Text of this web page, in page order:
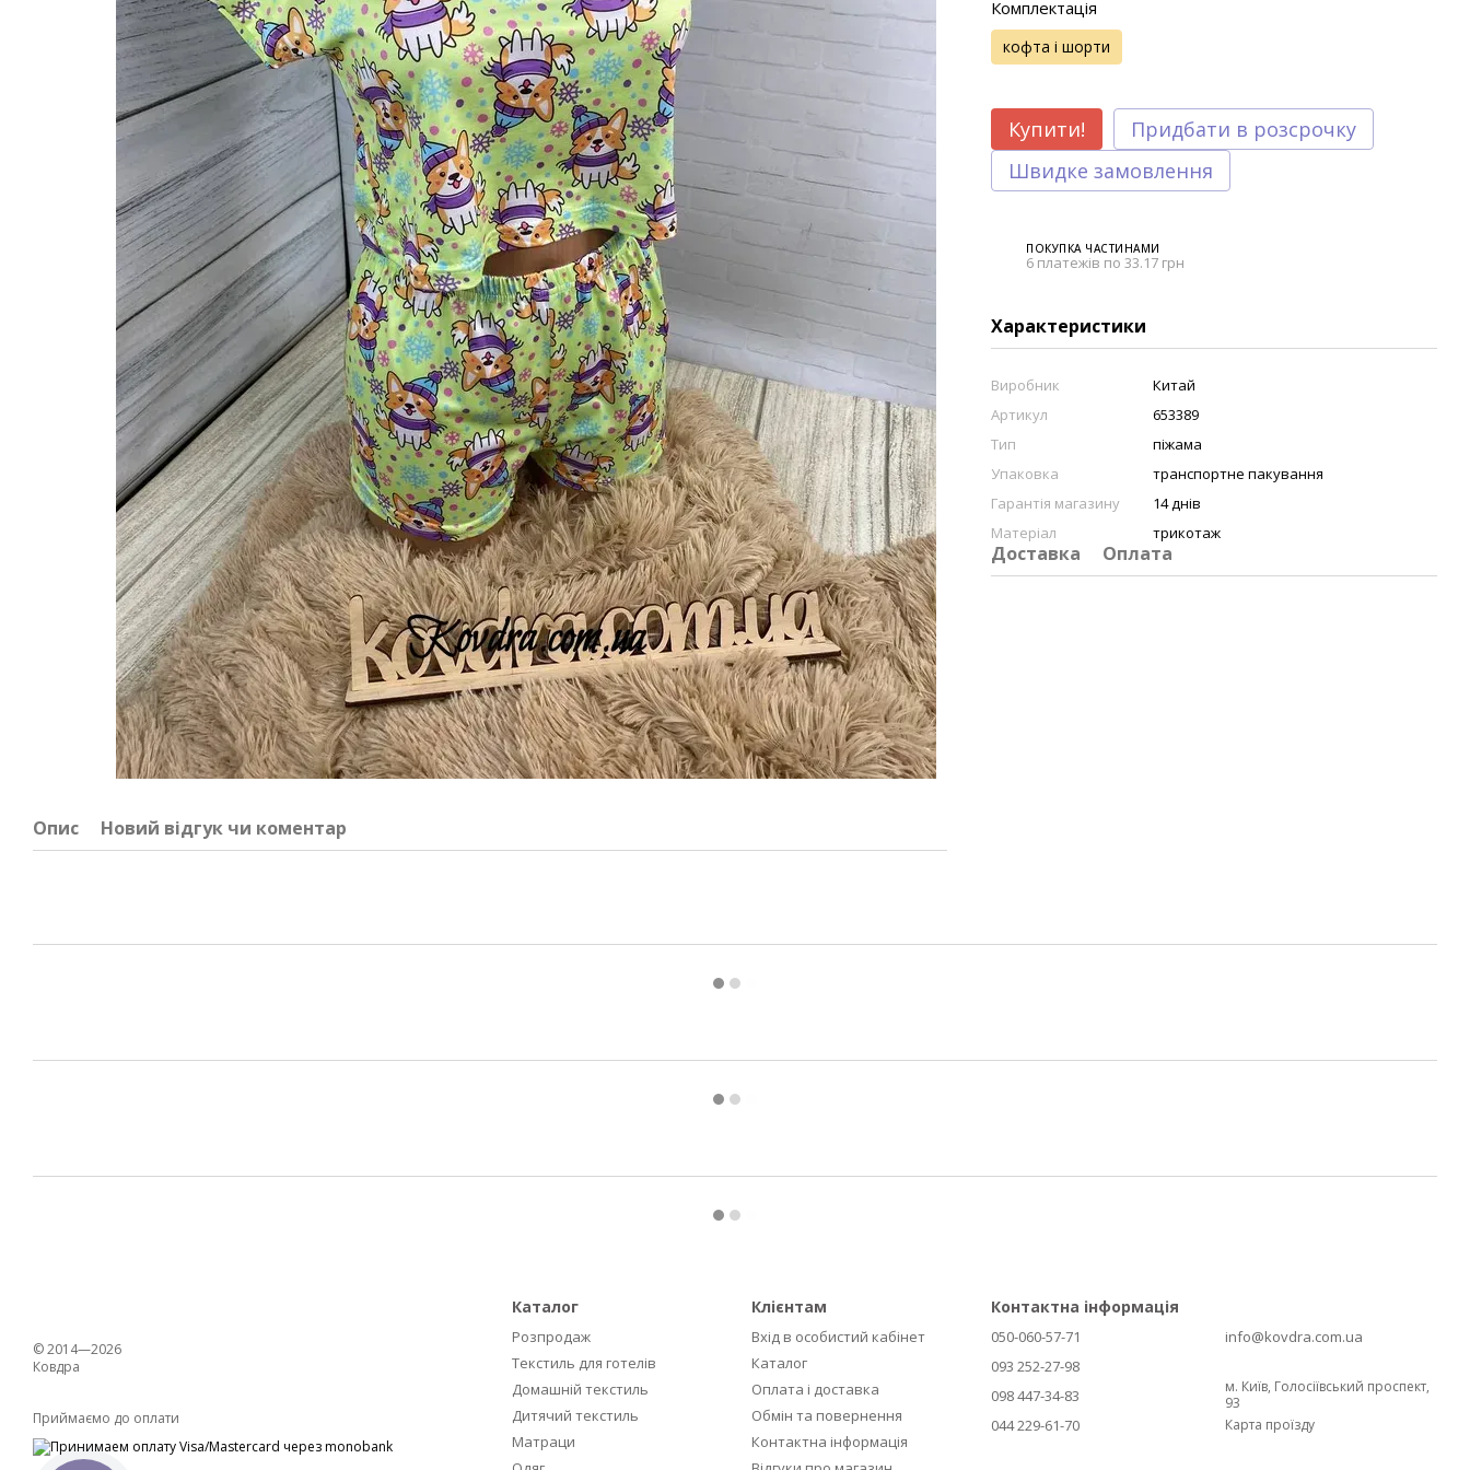
Опис Новий відгук чи коментар
Комплектація
кофта і шорти
Купити!
Придбати в розсрочку
Швидке замовлення
ПОКУПКА ЧАСТИНАМИ
6 платежів по 33.17 грн
Характеристики
Виробник
Китай
Артикул
653389
Тип
піжама
Упаковка
транспортне пакування
Гарантія магазину
14 днів
Матеріал
трикотаж
Доставка Оплата
© 2014—2026
Ковдра
Приймаємо до оплати
Каталог
Розпродаж
Текстиль для готелів
Домашній текстиль
Дитячий текстиль
Матраци
Клієнтам
Вхід в особистий кабінет
Каталог
Оплата і доставка
Обмін та повернення
Контактна інформація
Контактна інформація
050-060-57-71
093 252-27-98
098 447-34-83
044 229-61-70
info@kovdra.com.ua
м. Київ, Голосіївський проспект,
93
Карта проїзду